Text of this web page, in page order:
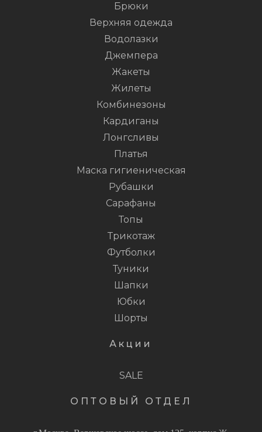
Брюки
Верхняя одежда
Водолазки
Джемпера
Жакеты
Жилеты
Комбинезоны
Кардиганы
Лонгсливы
Платья
Маска гигиеническая
Рубашки
Сарафаны
Топы
Трикотаж
Футболки
Туники
Шапки
Юбки
Шорты
Акции
SALE
ОПТОВЫЙ ОТДЕЛ